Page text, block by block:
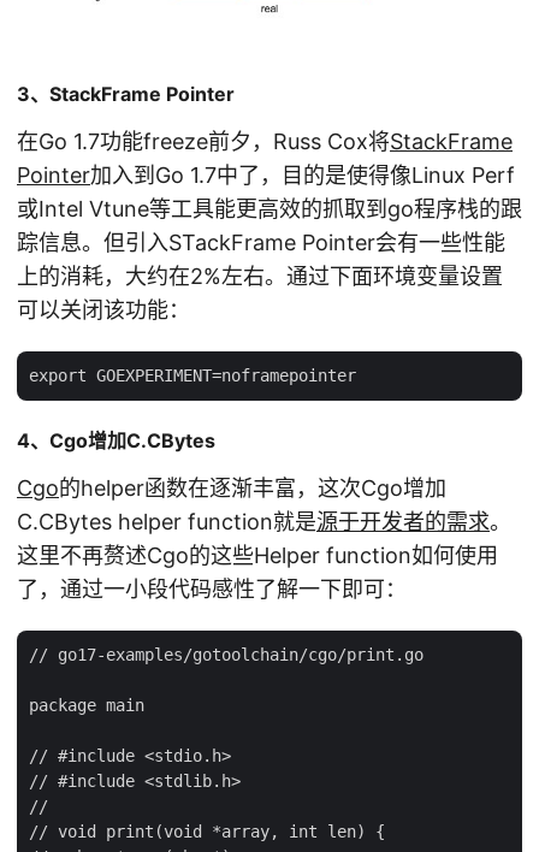
3、StackFrame Pointer
在Go 1.7功能freeze前夕，Russ Cox将StackFrame
Pointer加入到Go 1.7中了，目的是使得像Linux Perf
或Intel Vtune等工具能更高效的抓取到go程序栈的跟
踪信息。但引入STackFrame Pointer会有一些性能
上的消耗，大约在2%左右。通过下面环境变量设置
可以关闭该功能：
4、Cgo增加C.CBytes
Cgo的helper函数在逐渐丰富，这次Cgo增加
C.CBytes helper function就是源于开发者的需求。
这里不再赘述Cgo的这些Helper function如何使用
了，通过一小段代码感性了解一下即可：
// go17-examples/gotoolchain/cgo/print.go
package main
// #include <stdio.h>
// #include <stdlib.h>
//
// void print(void *array, int len) {